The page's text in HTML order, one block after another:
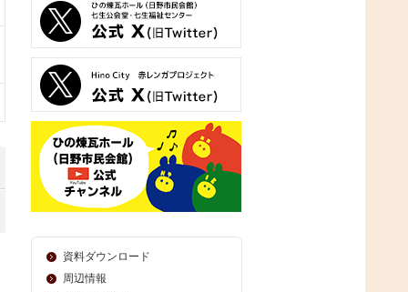
資料ダウンロード
周辺情報